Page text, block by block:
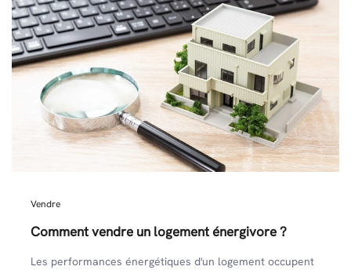
Vendre
Comment vendre un logement énergivore ?
Les performances énergétiques d'un logement occupent